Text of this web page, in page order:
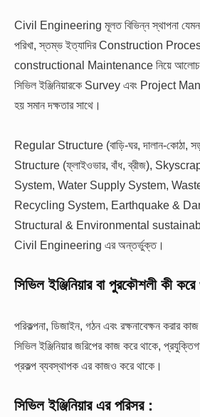
Civil Engineering মূলত বিভিন্ন স্থাপনা যেমন
পরিখা, স্তম্ভ ইত্যাদির Construction
constructional Maintenance নিয়ে
সিভিল ইঞ্জিনিয়ারকে Survey এবং Project
হয় সমান দক্ষতার সাথে।
Regular Structure (বাড়ি-ঘর, দালান-কোঠা,
Structure (ফ্লাইওভার, বাঁধ, ব্রীজ),
System, Water Supply System,
Recycling System, Earthquake &
Structural & Environmental
Civil Engineering এর অন্তর্ভুক্ত।
সিভিল ইঞ্জিনিয়ার বা পুরকৌশলী কী
পরিকল্পনা, ডিজাইন, গঠন এবং রক্ষনাবেক্ষন করার কাজ
সিভিল ইঞ্জিনিয়ার জরিপের কাজ করে থাকে,
প্রকল্প ব্যবস্থাপক এর কাজও করে থাকে।
সিভিল ইঞ্জিনিয়ার এর পরিসর :